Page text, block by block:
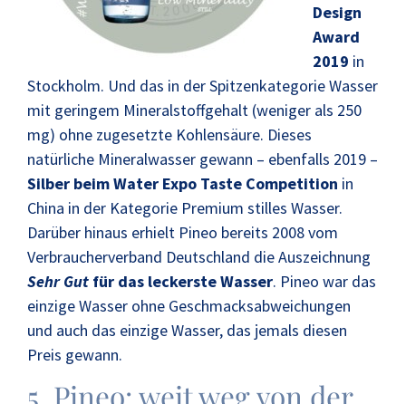
Design
Award
2019 in
Stockholm. Und das in der Spitzenkategorie Wasser
mit geringem Mineralstoffgehalt (weniger als 250
mg) ohne zugesetzte Kohlensäure. Dieses
natürliche Mineralwasser gewann – ebenfalls 2019 –
Silber beim Water Expo Taste Competition in
China in der Kategorie Premium stilles Wasser.
Darüber hinaus erhielt Pineo bereits 2008 vom
Verbraucherverband Deutschland die Auszeichnung
Sehr Gut für das leckerste Wasser. Pineo war das
einzige Wasser ohne Geschmacksabweichungen
und auch das einzige Wasser, das jemals diesen
Preis gewann.
5. Pineo: weit weg von der